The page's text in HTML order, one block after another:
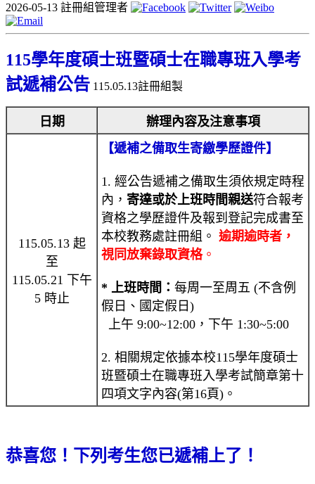
2026-05-13 註冊組管理者
115學年度碩士班暨碩士在職專班入學考
試遞補公告 115.05.13註冊組製
日期 辦理內容及注意事項
115.05.13 起
至
115.05.21 下午
5 時止
【遞補之備取生寄繳學歷證件】
1. 經公告遞補之備取生須依規定時程
內， 寄達或於上班時間親送符合報考
資格之學歷證件及報到登記完成書至
本校教務處註冊組。 逾期逾時者，
視同放棄錄取資格。
* 上班時間： 每周一至周五 (不含例
假日、國定假日)
上午 9:00~12:00，下午 1:30~5:00
2. 相關規定依據本校115學年度碩士
班暨碩士在職專班入學考試簡章第十
四項文字內容(第16頁)。
恭喜您！下列考生您已遞補上了！